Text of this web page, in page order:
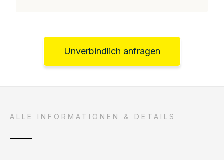
Unverbindlich anfragen
ALLE INFORMATIONEN & DETAILS